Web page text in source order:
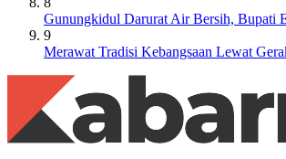
Gunungkidul Darurat Air Bersih, Bupati
9
Merawat Tradisi Kebangsaan Lewat